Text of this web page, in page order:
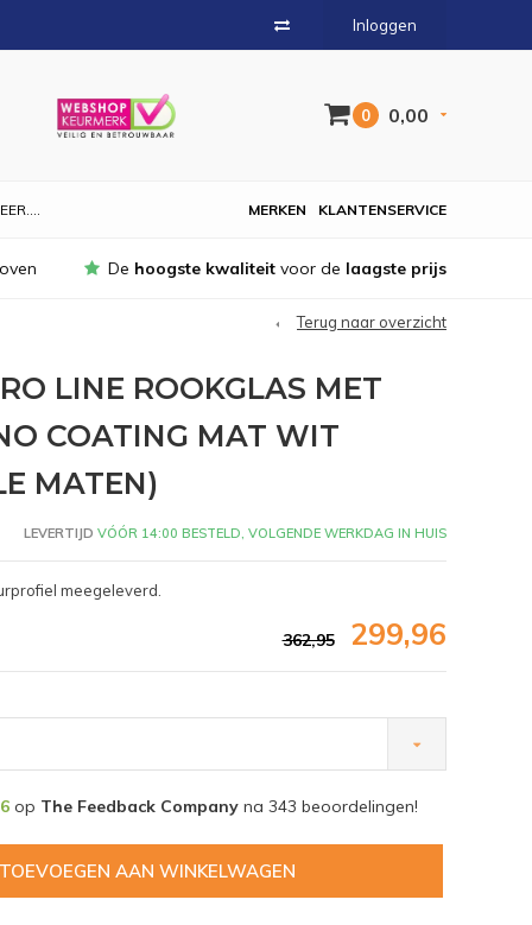
Inloggen
0 0,00
KLANTENSERVICE
MERKEN
De hoogste kwaliteit voor de laagste prijs
Terug naar overzicht
LINE ROOKGLAS MET
COATING MAT WIT
MATEN)
LEVERTIJD VÓÓR 14:00 BESTELD, VOLGENDE WERKDAG IN HUIS
meegeleverd.
362,95 299,96
op The Feedback Companyna 343 beoordelingen!
AAN WINKELWAGEN